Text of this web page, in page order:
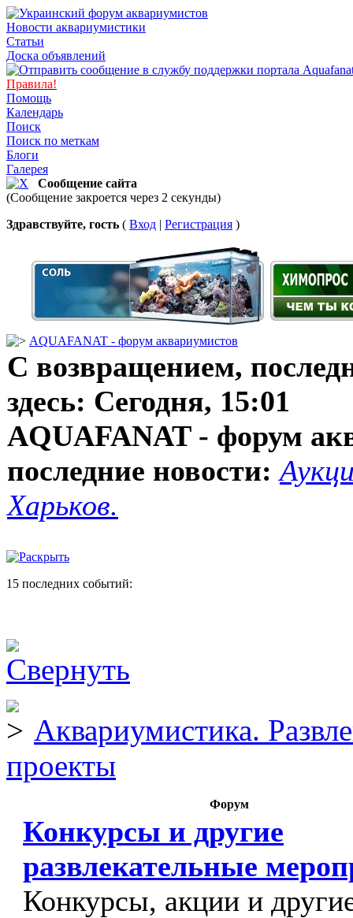
Новости аквариумистики
Статьи
Доска объявлений
Правила!
Помощь
Календарь
Поиск
Поиск по меткам
Блоги
Галерея
Сообщение сайта
(Сообщение закроется через 2 секунды)
Здравствуйте, гость ( Вход | Регистрация )
AQUAFANAT - форум аквариумистов
С возвращением,
здесь: Сегодня, 15:01
AQUAFANAT - форум
последние новости:
Харьков.
15 последних событий:
Аквариумистика.
проекты
Форум
Конкурсы и другие
развлекательные
Конкурсы, акции и